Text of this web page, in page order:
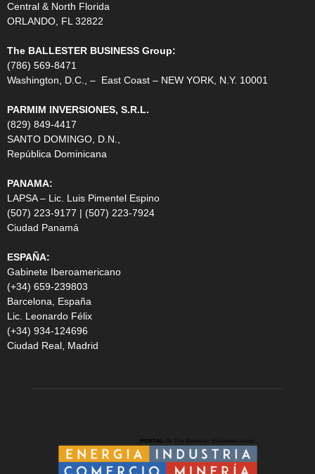
Central & North Florida
ORLANDO, FL 32822
The BALLESTER BUSINESS Group:
(786) 569-8471
Washington, D.C., – East Coast – NEW YORK, N.Y. 10001
PARMIM INVERSIONES, S.R.L.
(829) 849-4417
SANTO DOMINGO, D.N.,
República Dominicana
PANAMA:
LAPSA – Lic. Luis Pimentel Espino
(507) 223-9177 | (507) 223-7924
Ciudad Panamá
ESPAÑA:
Gabinete Iberoamericano
(+34) 659-239803
Barcelona, España
Lic. Leonardo Félix
(+34) 934-124696
Ciudad Real, Madrid